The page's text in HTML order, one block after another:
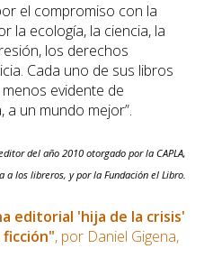
el compromiso con la
la ecología, la ciencia, la
los derechos
Cada uno de sus libros
evidente de
a un mundo mejor”.
del año 2010 otorgado por la CAPLA,
a los libreros, y por la Fundación el Libro.
editorial 'hija de la crisis'
ficción", por Daniel Gigena,